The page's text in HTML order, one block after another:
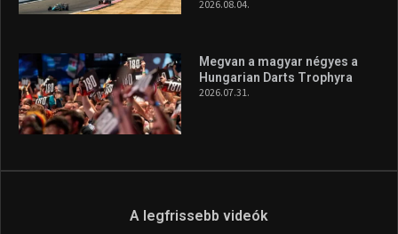
2026.08.04.
Megvan a magyar négyes a
Hungarian Darts Trophyra
2026.07.31.
A legfrissebb videók